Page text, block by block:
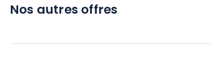
Nos autres offres